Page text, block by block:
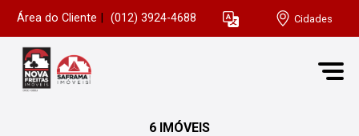
Área do Cliente (012) 3924-4688 Cidades
6 IMÓVEIS